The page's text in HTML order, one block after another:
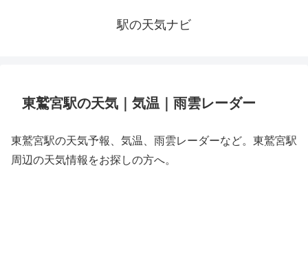
駅の天気ナビ
東鷲宮駅の天気｜気温｜雨雲レーダー
東鷲宮駅の天気予報、気温、雨雲レーダーなど。東鷲宮駅
周辺の天気情報をお探しの方へ。